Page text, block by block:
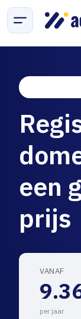
een
prijs
VANAF
per jaar